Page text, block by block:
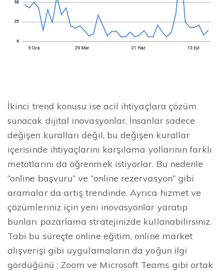
İkinci trend konusu ise acil ihtiyaçlara çözüm
sunacak dijital inovasyonlar. İnsanlar sadece
değişen kuralları değil, bu değişen kurallar
içerisinde ihtiyaçlarını karşılama yollarının farklı
metotlarını da öğrenmek istiyorlar. Bu nedenle
“online başvuru” ve “online rezervasyon” gibi
aramalar da artış trendinde. Ayrıca hizmet ve
çözümleriniz için yeni inovasyonlar yaratıp
bunları pazarlama stratejinizde kullanabilirsiniz.
Tabi bu süreçte online eğitim, online market
alışverişi gibi uygulamaların da yoğun ilgi
gördüğünü ; Zoom ve Microsoft Teams gibi ortak